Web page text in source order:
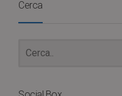
Cerca